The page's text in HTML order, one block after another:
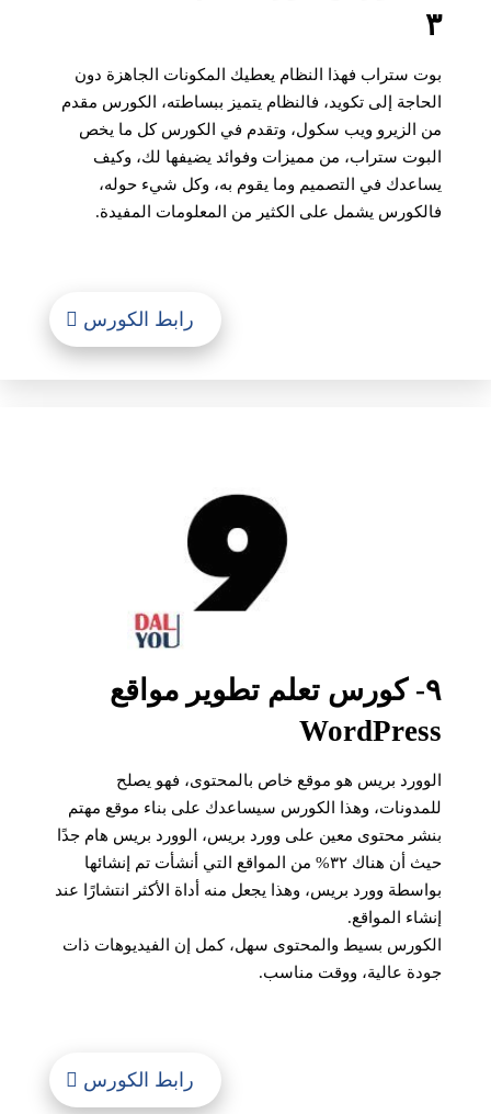
٣
بوت ستراب فهذا النظام يعطيك المكونات الجاهزة دون
الحاجة إلى تكويد، فالنظام يتميز ببساطته، الكورس مقدم
من الزيرو ويب سكول، وتقدم في الكورس كل ما يخص
البوت ستراب، من مميزات وفوائد يضيفها لك، وكيف
يساعدك في التصميم وما يقوم به، وكل شيء حوله،
فالكورس يشمل على الكثير من المعلومات المفيدة.
رابط الكورس
٩- كورس تعلم تطوير مواقع
WordPress
الوورد بريس هو موقع خاص بالمحتوى، فهو يصلح
للمدونات، وهذا الكورس سيساعدك على بناء موقع مهتم
بنشر محتوى معين على وورد بريس، الوورد بريس هام جدًا
حيث أن هناك ٣٢% من المواقع التي أنشأت تم إنشائها
بواسطة وورد بريس، وهذا يجعل منه أداة الأكثر انتشارًا عند
إنشاء المواقع.
الكورس بسيط والمحتوى سهل، كمل إن الفيديوهات ذات
جودة عالية، ووقت مناسب.
رابط الكورس